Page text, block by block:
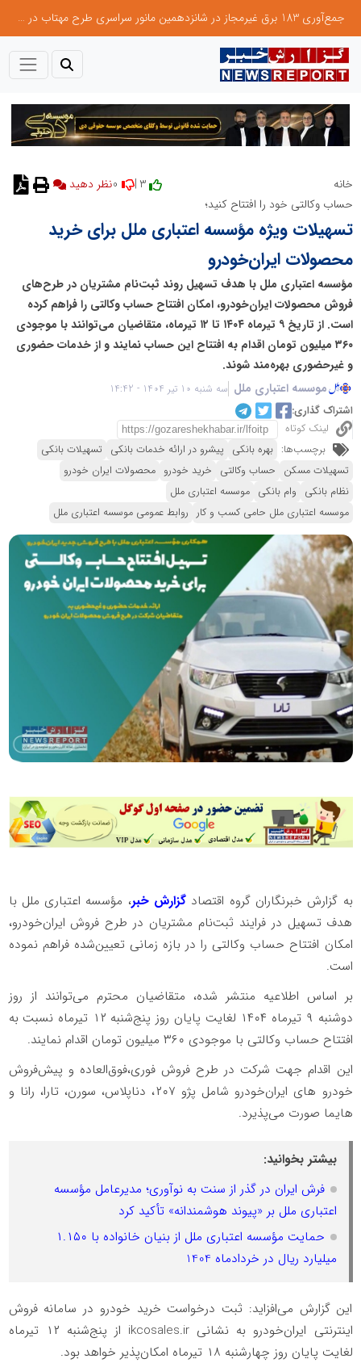
جمع‌آوری 183 برق غیرمجاز در شانزدهمین مانور سراسری طرح مهتاب در استان تهران
خانه 3 |
حساب وکالتی خود را افتتاح کنید؛
تسهیلات ویژه مؤسسه اعتباری ملل برای خرید
محصولات ایران‌خودرو
مؤسسه اعتباری ملل با هدف تسهیل روند ثبت‌نام مشتریان در طرح‌های
فروش محصولات ایران‌خودرو، امکان افتتاح حساب وکالتی را فراهم کرده
است. از تاریخ ۹ تیرماه ۱۴۰۴ تا ۱۲ تیرماه، متقاضیان می‌توانند با موجودی
۳۶۰ میلیون تومان اقدام به افتتاح این حساب نمایند و از خدمات حضوری
و غیرحضوری بهره‌مند شوند.
موسسه اعتباری ملل سه شنبه 10 تیر 1404 - 14:42
اشتراک گذاری:
لینک کوتاه
برچسب‌ها: بهره بانکی پیشرو در ارائه خدمات بانکی تسهیلات بانکی
تسهیلات مسکن حساب وکالتی خرید خودرو محصولات ایران خودرو
نظام بانکی وام بانکی موسسه اعتباری ملل
موسسه اعتباری ملل حامی کسب و کار روابط عمومی موسسه اعتباری ملل
به گزارش خبرنگاران گروه اقتصاد گزارش خبر، مؤسسه اعتباری ملل با
هدف تسهیل در فرایند ثبت‌نام مشتریان در طرح فروش ایران‌خودرو،
امکان افتتاح حساب وکالتی را در بازه زمانی تعیین‌شده فراهم نموده
است.
بر اساس اطلاعیه منتشر شده، متقاضیان محترم می‌توانند از روز
دوشنبه ٩ تیرماه ۱۴۰۴ لغایت پایان روز پنج‌شنبه ۱۲ تیرماه نسبت به
افتتاح حساب وکالتی با موجودی ۳۶۰ میلیون تومان اقدام نمایند.
این اقدام جهت شرکت در طرح فروش فوری،فوق‌العاده و پیش‌فروش
خودرو های ایران‌خودرو شامل پژو ۲۰۷، دناپلاس، سورن، تارا، رانا و
هایما صورت می‌پذیرد.
بیشتر بخوانید:
فرش ایران در گذر از سنت به نوآوری؛ مدیرعامل مؤسسه
اعتباری ملل بر «پیوند هوشمندانه» تأکید کرد
حمایت مؤسسه اعتباری ملل از بنیان خانواده با ۱.۱۵۰
میلیارد ریال در خردادماه 1404
این گزارش می‌افزاید: ثبت درخواست خرید خودرو در سامانه فروش
اینترنتی ایران‌خودرو به نشانی ikcosales.ir از پنج‌شنبه ۱۲ تیرماه
لغایت پایان روز چهارشنبه ۱۸ تیرماه امکان‌پذیر خواهد بود.